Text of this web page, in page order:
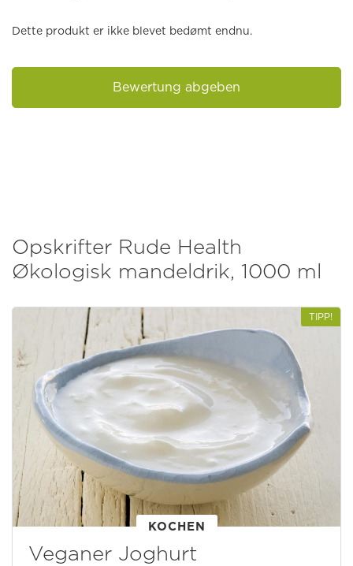
Dette produkt er ikke blevet bedømt endnu.
Bewertung abgeben
Opskrifter Rude Health
Økologisk mandeldrik, 1000 ml
TIPP!
KOCHEN
Veganer Joghurt